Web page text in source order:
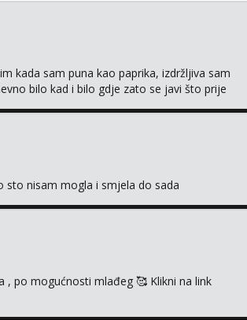
kada sam puna kao paprika, izdržljiva sam
bilo kad i bilo gdje zato se javi što prije
sto nisam mogla i smjela do sada
, po mogućnosti mlađeg 🥰 Klikni na link